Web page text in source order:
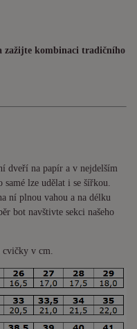
zažijte kombinaci tradičního
dveří na papír a v nejdelším
samé lze udělat i se šířkou.
ní plnou vahou a na délku
bot navštivte sekci našeho
cvičky v cm.